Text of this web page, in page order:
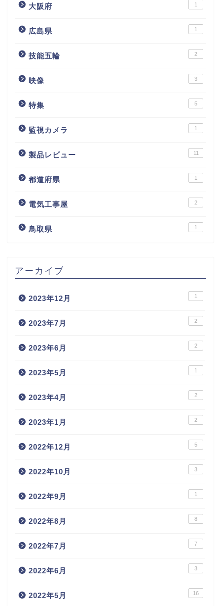
大阪府 1
広島県 1
技能五輪 2
映像 3
特集 5
監視カメラ 1
製品レビュー 11
都道府県 1
電気工事屋 2
鳥取県 1
アーカイブ
2023年12月 1
2023年7月 2
2023年6月 2
2023年5月 1
2023年4月 2
2023年1月 2
2022年12月 5
2022年10月 3
2022年9月 1
2022年8月 8
2022年7月 7
2022年6月 3
2022年5月 16